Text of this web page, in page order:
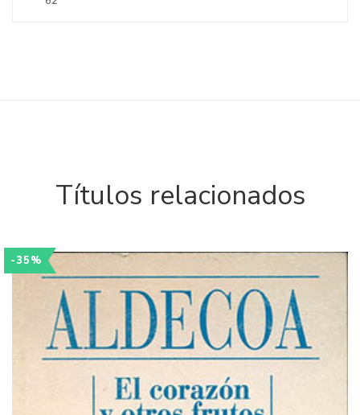
Títulos relacionados
-35%